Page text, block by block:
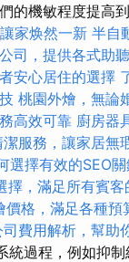
的機敏程度提高
家焕然一新 半自
司，提供各式助
安心居住的選擇
桃園外燴，無論
高效可靠 廚房器
服務，讓家居無
選擇有效的SEO
擇，滿足所有賓客
格，滿足各種預
費用解析，幫助
過程，例如抑